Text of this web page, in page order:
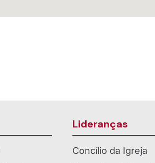
Lideranças
Concílio da Igreja